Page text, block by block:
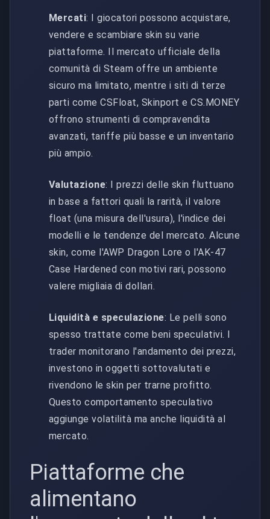
Mercati: I giocatori possono acquistare,
vendere e scambiare skin su varie
piattaforme. Il mercato ufficiale della
comunità di Steam offre un ambiente
sicuro ma limitato, mentre i siti di terze
parti come CSFloat, Skinport e CS.MONEY
offrono strumenti di compravendita
avanzati, tariffe più basse e un inventario
più ampio.
Valutazione: I prezzi delle skin fluttuano
in base a fattori quali la rarità, il valore
float (una misura dell'usura), l'indice dei
modelli e le tendenze del mercato. Alcune
skin, come l'AWP Dragon Lore o l'AK-47
Case Hardened con motivi rari, possono
valere migliaia di dollari.
Liquidità e speculazione: Le pelli sono
spesso trattate come beni speculativi. I
trader monitorano l'andamento dei prezzi,
investono in oggetti sottovalutati e
rivendono le skin per trarne profitto.
Questo comportamento speculativo
aggiunge volatilità ma anche liquidità al
mercato.
Piattaforme che
alimentano